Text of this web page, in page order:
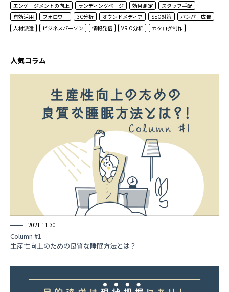
エンゲージメントの向上
ランディングページ 効果測定
スタッフ手配
有効活用
フォロワー 3C分析 オウンドメディア SEO対策
バンパー広告
人材派遣
ビジネスパーソン 情報発信 VRIO分析 カタログ制作
人気コラム
2021.11.30
Column #1
生産性向上のための良質な睡眠方法とは？